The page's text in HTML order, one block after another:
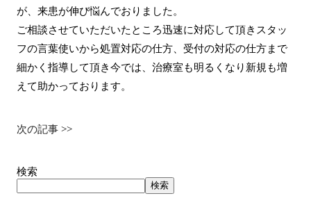
が、来患が伸び悩んでおりました。
ご相談させていただいたところ迅速に対応して頂きスタッ
フの言葉使いから処置対応の仕方、受付の対応の仕方まで
細かく指導して頂き今では、治療室も明るくなり新規も増
えて助かっております。
次の記事 >>
検索
検索